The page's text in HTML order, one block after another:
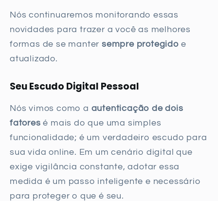
Nós continuaremos monitorando essas
novidades para trazer a você as melhores
formas de se mantersempre protegidoe
atualizado.
Seu Escudo Digital Pessoal
Nós vimos como a autenticação de dois
fatores é mais do que uma simples
funcionalidade; é um verdadeiro escudo para
sua vida online. Em um cenário digital que
exige vigilância constante, adotar essa
medida é um passo inteligente e necessário
para proteger o que é seu.